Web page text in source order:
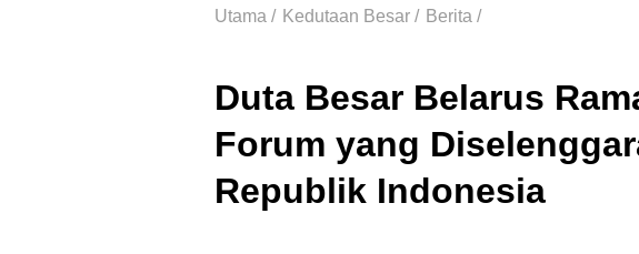
Utama / Kedutaan Besar / Berita /
Duta Besar Belarus
Forum yang
Republik Indonesia